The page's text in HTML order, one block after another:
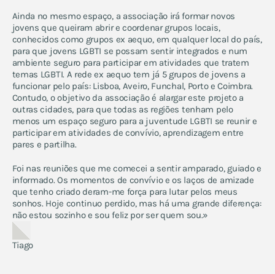
Ainda no mesmo espaço, a associação irá formar novos
jovens que queiram abrir e coordenar grupos locais,
conhecidos como grupos ex aequo, em qualquer local do país,
para que jovens LGBTI se possam sentir integrados e num
ambiente seguro para participar em atividades que tratem
temas LGBTI. A rede ex aequo tem já 5 grupos de jovens a
funcionar pelo país: Lisboa, Aveiro, Funchal, Porto e Coimbra.
Contudo, o objetivo da associação é alargar este projeto a
outras cidades, para que todas as regiões tenham pelo
menos um espaço seguro para a juventude LGBTI se reunir e
participar em atividades de convívio, aprendizagem entre
pares e partilha.
Foi nas reuniões que me comecei a sentir amparado, guiado e
informado. Os momentos de convívio e os laços de amizade
que tenho criado deram-me força para lutar pelos meus
sonhos. Hoje continuo perdido, mas há uma grande diferença:
não estou sozinho e sou feliz por ser quem sou.»
Tiago